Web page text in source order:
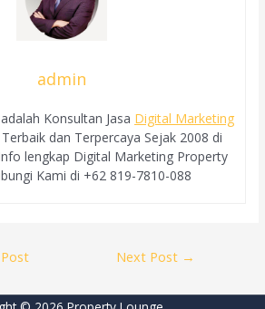
admin
Konsultan Jasa Digital Marketing
Terbaik dan Terpercaya Sejak 2008 di
lengkap Digital Marketing Property
Kami di +62 819-7810-088
Next Post →